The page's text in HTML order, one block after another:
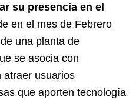
su presencia en el
en el mes de Febrero
una planta de
se asocia con
atraer usuarios
que aporten tecnología